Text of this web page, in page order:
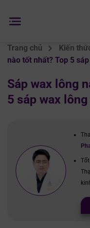
đến
Trang chủ Kiến
nào tốt nhất? Top 5
Sáp wax lông
5 sáp wax